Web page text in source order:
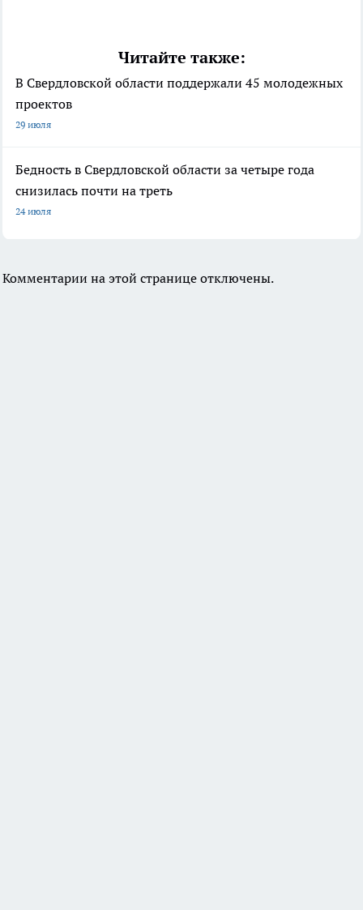
Читайте также:
В Свердловской области поддержали 45 молодежных
проектов
29 июля
Бедность в Свердловской области за четыре года
снизилась почти на треть
24 июля
Комментарии на этой странице отключены.